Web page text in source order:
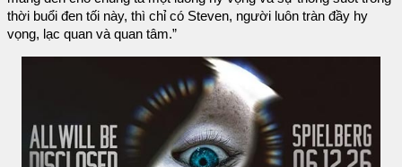
thời buổi đen tối này, thì chỉ có Steven, người luôn tràn đầy hy
vọng, lạc quan và quan tâm.”